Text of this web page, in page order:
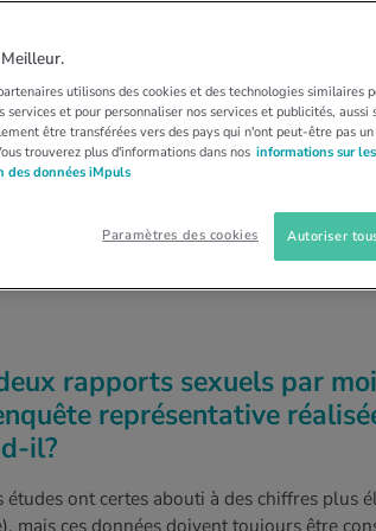
besoin de
et de
d’intimité semble s'être quelque
quasiment derrière nous, il est
physiques, explique une
rapports sexuels par
représentative
il?
études ont certes abouti à des chiffres plus
utilisons des cookies et des technologies similaires
services et pour personnaliser nos services et publicités,
être transférées vers des pays qui n'ont peut-être pas
trouverez plus d'informations dans nos informations sur
des données iMpuls
Paramètres des cookies Autoriser